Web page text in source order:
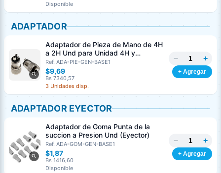
Disponible
ADAPTADOR
Adaptador de Pieza de Mano de 4H
a 2H Und para Unidad 4H y
Turbinas 2H
Ref. ADA-PIE-GEN-BASE1
$9,69
Bs 7340,57
3 Unidades disp.
− +
+ Agregar
ADAPTADOR EYECTOR
Adaptador de Goma Punta de la
succion a Presion Und (Eyector)
Ref. ADA-GOM-GEN-BASE1
$1,87
Bs 1416,60
Disponible
− +
+ Agregar